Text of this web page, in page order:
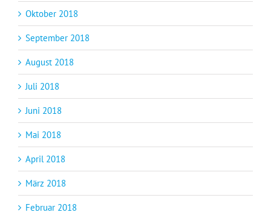
Oktober 2018
September 2018
August 2018
Juli 2018
Juni 2018
Mai 2018
April 2018
März 2018
Februar 2018